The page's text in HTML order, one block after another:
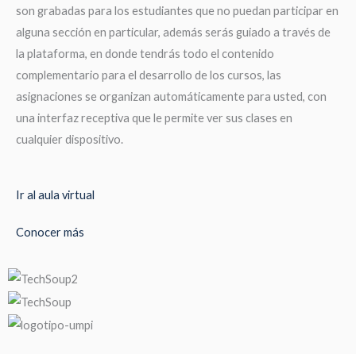
son grabadas para los estudiantes que no puedan participar en
alguna sección en particular, además serás guiado a través de
la plataforma, en donde tendrás todo el contenido
complementario para el desarrollo de los cursos, las
asignaciones se organizan automáticamente para usted, con
una interfaz receptiva que le permite ver sus clases en
cualquier dispositivo.
Ir al aula virtual
Conocer más